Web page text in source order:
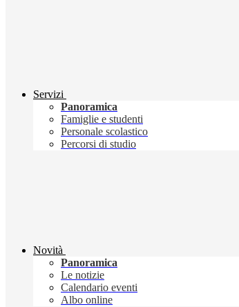
Servizi
Panoramica
Famiglie e studenti
Personale scolastico
Percorsi di studio
Novità
Panoramica
Le notizie
Calendario eventi
Albo online